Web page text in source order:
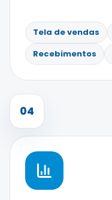
Tela de vendas
Recebimentos
04